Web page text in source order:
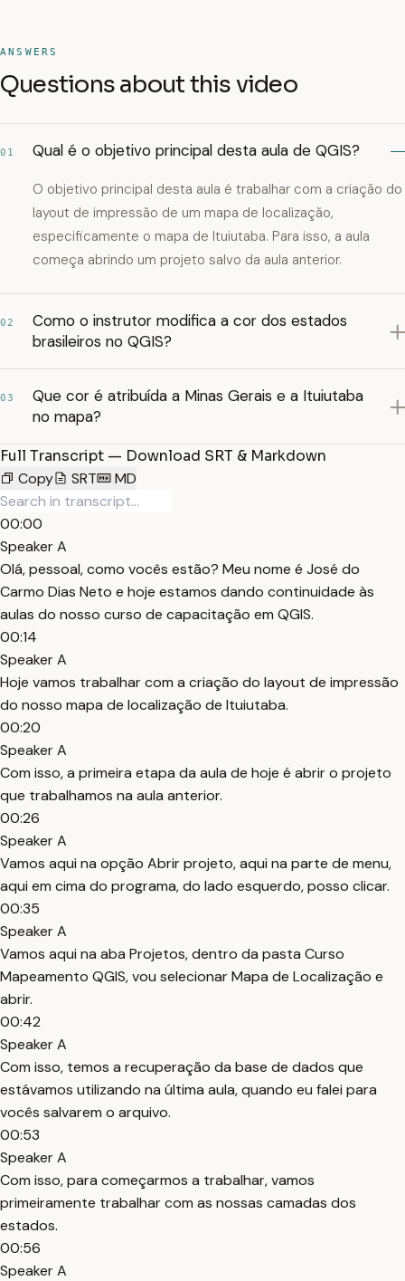
ANSWERS
Questions about this video
01 Qual é o objetivo principal desta aula de QGIS?
O objetivo principal desta aula é trabalhar com a criação do
layout de impressão de um mapa de localização,
especificamente o mapa de Ituiutaba. Para isso, a aula
começa abrindo um projeto salvo da aula anterior.
02
Como o instrutor modifica a cor dos estados
brasileiros no QGIS?
03
Que cor é atribuída a Minas Gerais e a Ituiutaba
no mapa?
Full Transcript — Download SRT & Markdown
Copy
SRT MD
00:00
Speaker A
Olá, pessoal, como vocês estão? Meu nome é José do
Carmo Dias Neto e hoje estamos dando continuidade às
aulas do nosso curso de capacitação em QGIS.
00:14
Speaker A
Hoje vamos trabalhar com a criação do layout de impressão
do nosso mapa de localização de Ituiutaba.
00:20
Speaker A
Com isso, a primeira etapa da aula de hoje é abrir o projeto
que trabalhamos na aula anterior.
00:26
Speaker A
Vamos aqui na opção Abrir projeto, aqui na parte de menu,
aqui em cima do programa, do lado esquerdo, posso clicar.
00:35
Speaker A
Vamos aqui na aba Projetos, dentro da pasta Curso
Mapeamento QGIS, vou selecionar Mapa de Localização e
abrir.
00:42
Speaker A
Com isso, temos a recuperação da base de dados que
estávamos utilizando na última aula, quando eu falei para
vocês salvarem o arquivo.
00:53
Speaker A
Com isso, para começarmos a trabalhar, vamos
primeiramente trabalhar com as nossas camadas dos
estados.
00:56
Speaker A